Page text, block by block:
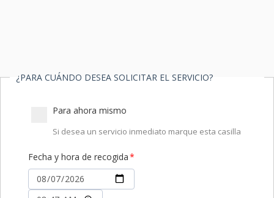
¿PARA CUÁNDO DESEA SOLICITAR EL SERVICIO?
Para ahora mismo
Si desea un servicio inmediato marque esta casilla
Fecha y hora de recogida